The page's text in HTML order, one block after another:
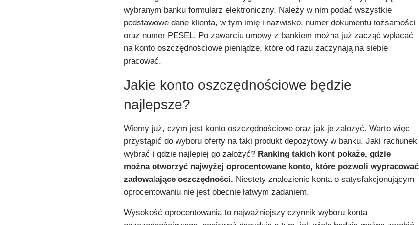
wybranym banku formularz elektroniczny. Należy w nim podać wszystkie
podstawowe dane klienta, w tym imię i nazwisko, numer dokumentu tożsamości
oraz numer PESEL. Po zawarciu umowy z bankiem można już zacząć wpłacać
na konto oszczędnościowe pieniądze, które od razu zaczynają na siebie
pracować.
Jakie konto oszczędnościowe będzie
najlepsze?
Wiemy już, czym jest konto oszczędnościowe oraz jak je założyć. Warto więc
przystąpić do wyboru oferty na taki produkt depozytowy w banku. Jaki rachunek
wybrać i gdzie najlepiej go założyć? Ranking takich kont pokaże, gdzie
można otworzyć najwyżej oprocentowane konto, które pozwoli wypracować
zadowalające oszczędności. Niestety znalezienie konta o satysfakcjonującym
oprocentowaniu nie jest obecnie łatwym zadaniem.
Wysokość oprocentowania to najważniejszy czynnik wyboru konta